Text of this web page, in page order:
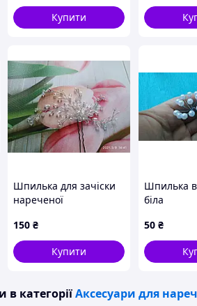
Купити
Шпилька для зачіски
нареченої
150 ₴
Купити
Шпилька в
біла
50 ₴
в категоріїАксесуари для